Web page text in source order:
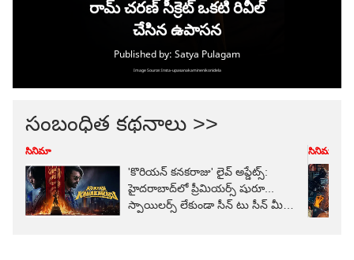
సంబంధిత కథనాలు >>
సినిమా
'కొరియన్ కనకరాజు' లైవ్ అప్డేట్స్:
హైదరాబాద్‌లో ప్రీమియర్స్ షురూ...
స్పాయిలర్స్ లేకుండా సీన్ టు సీన్ మీ
సినిమా